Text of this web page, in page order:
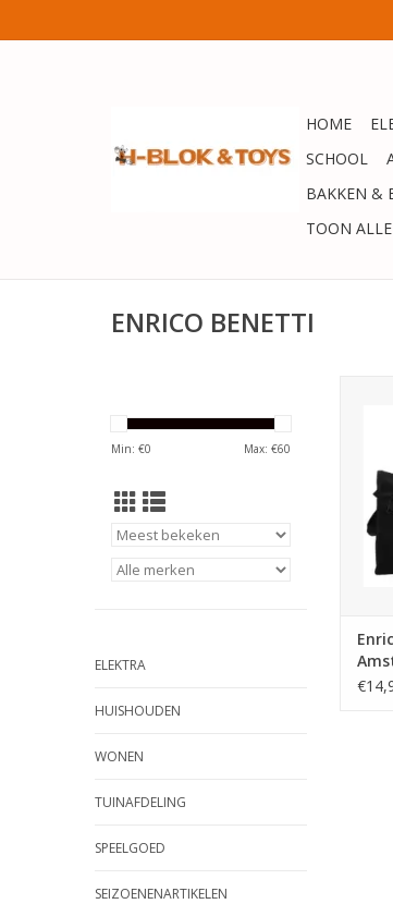
HOME
SCHOOL
BAKKEN &
TOON
ENRICO BENETTI
Min: €0 Max: €60
ELEKTRA
HUISHOUDEN
WONEN
TUINAFDELING
SPEELGOED
SEIZOENENARTIKELEN